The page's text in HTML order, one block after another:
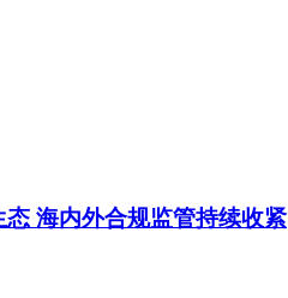
海内外合规监管持续收紧